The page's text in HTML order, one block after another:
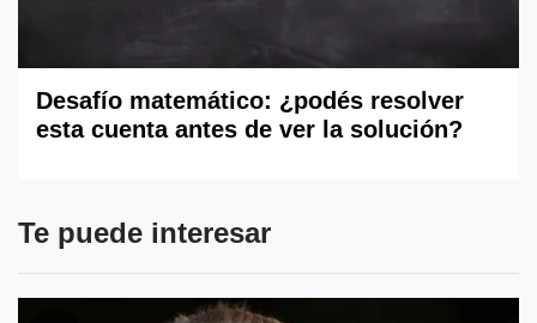
Desafío matemático: ¿podés resolver
esta cuenta antes de ver la solución?
Te puede interesar